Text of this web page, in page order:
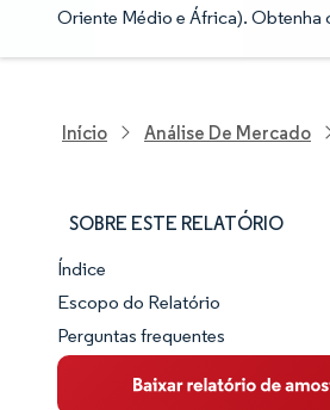
Oriente Médio e África). Obtenha
Início Análise De Mercado
SOBRE ESTE RELATÓRIO
Panorama do Mercado
Visão Geral do Mercado
Principais Tendências de
Índice
Escopo do Relatório
Perguntas frequentes